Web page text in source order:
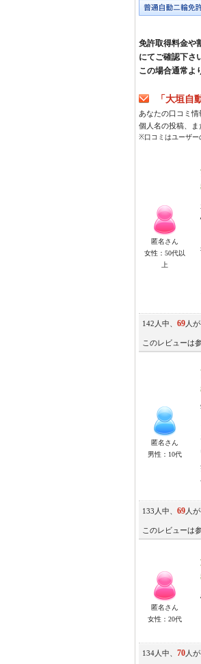
免許取得料金や
にてご確認下さ
この場合通常よ
「大垣自
あなたの口コミ
個人名の投稿、ま
※口コミはユーザー
匿名さん
女性：50代以
上
142人中、 69 人
このレビューは
匿名さん
男性：10代
133人中、 69 人
このレビューは
匿名さん
女性：20代
134人中、 70 人